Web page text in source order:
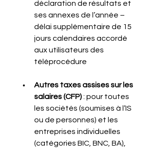
déclaration de résultats et
ses annexes de l’année –
délai supplémentaire de 15
jours calendaires accordé
aux utilisateurs des
téléprocédure
Autres taxes assises sur les
salaires (CFP) : pour toutes
les sociétés (soumises à l’IS
ou de personnes) et les
entreprises individuelles
(catégories BIC, BNC, BA),